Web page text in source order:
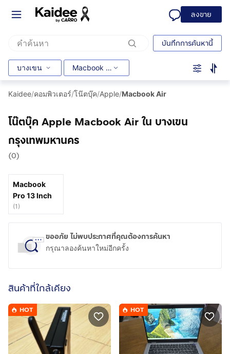
ลงขาย
บันทึกการค้นหานี้
บางเขน Macbook Air
Kaidee/คอมพิวเตอร์/โน๊ตบุ๊ค/Apple/Macbook Air
โน๊ตบุ๊ค Apple Macbook Air ใน บางเขน
กรุงเทพมหานคร
(0)
Macbook
Pro 13 Inch
(1 )
ขออภัย ไม่พบประกาศที่คุณต้องการค้นหา
กรุณาลองค้นหาใหม่อีกครั้ง
สินค้าที่ใกล้เคียง
HOT HOT